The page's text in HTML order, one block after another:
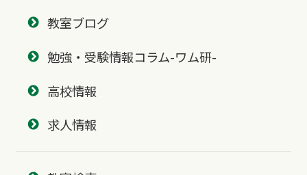
教室ブログ
勉強・受験情報コラム-ワム研-
高校情報
求人情報